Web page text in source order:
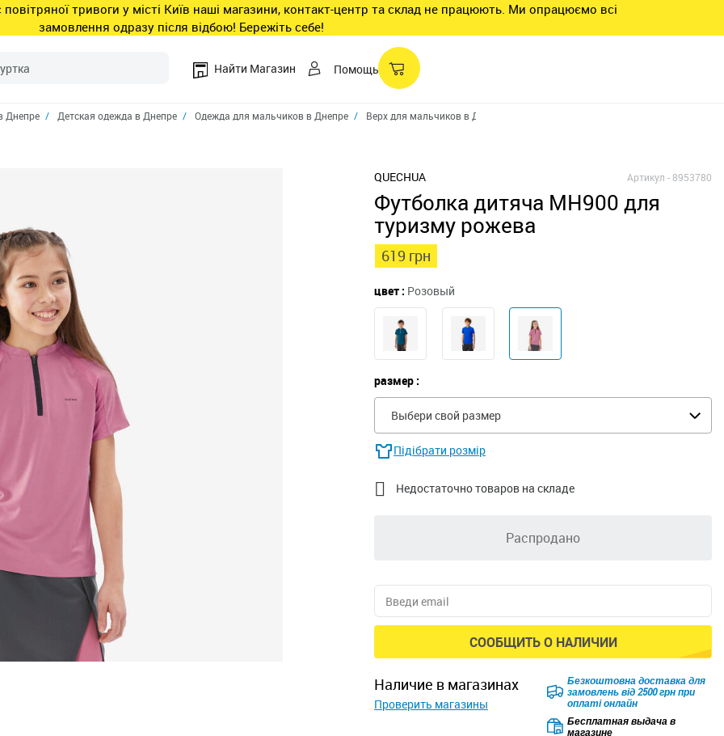
повітряної тривоги у місті Київ наші магазини, контакт-центр та склад не працюють. Ми опрацюємо всі
замовлення одразу після відбою! Бережіть себе!
Найти Магазин Помощь
Днепре Детская одежда в Днепре Одежда для мальчиков в Днепре Верх для мальчиков в Днепре
QUECHUA Артикул -8953780
Футболка дитяча MH900 для
туризму рожева
619 грн
цвет : Розовый
размер :
Выбери свой размер
Підібрати розмір
 Недостаточно товаров на складе
Распродано
СООБЩИТЬ О НАЛИЧИИ
наличие в магазинах
Проверить магазины
Безкоштовна доставка для
замовлень від 2500 грн при
оплаті онлайн
Бесплатная выдача в
магазине